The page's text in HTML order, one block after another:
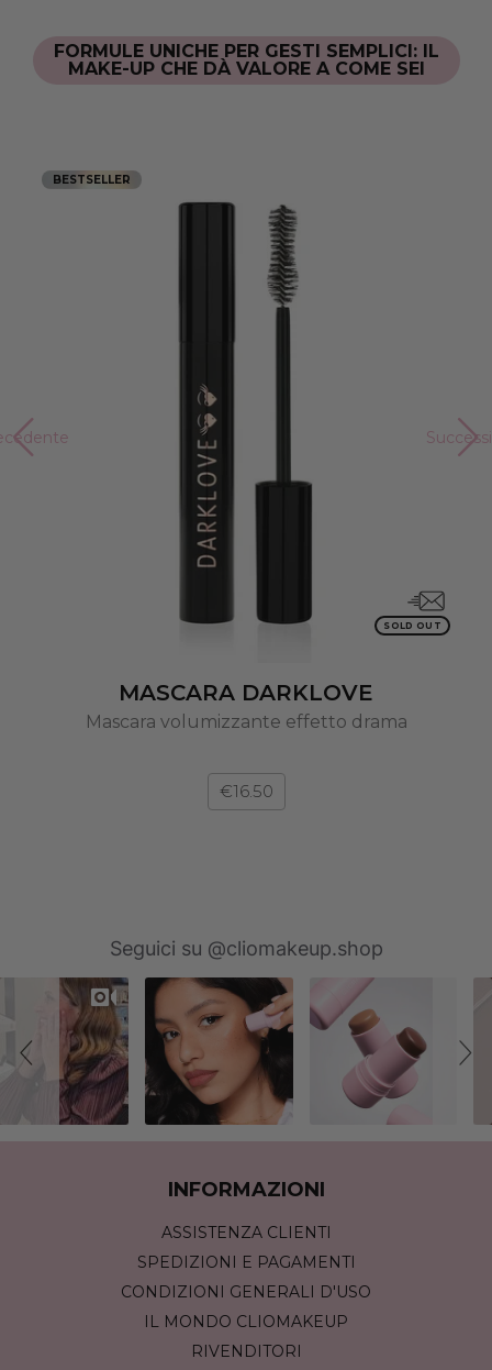
FORMULE UNICHE PER GESTI SEMPLICI: IL
MAKE-UP CHE DÀ VALORE A COME SEI
BESTSELLER
SOLD OUT
MASCARA DARKLOVE
Mascara volumizzante effetto drama
€16.50
Seguici su @cliomakeup.shop
INFORMAZIONI
ASSISTENZA CLIENTI
SPEDIZIONI E PAGAMENTI
CONDIZIONI GENERALI D'USO
IL MONDO CLIOMAKEUP
RIVENDITORI